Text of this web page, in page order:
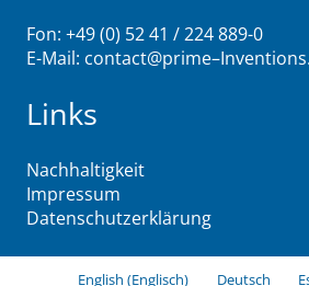
Fon: +49 (0) 52 41 / 224 889-0
E-Mail: contact@prime–Inventions
Links
Nachhaltigkeit
Impressum
Datenschutzerklärung
English (Englisch) Deutsch